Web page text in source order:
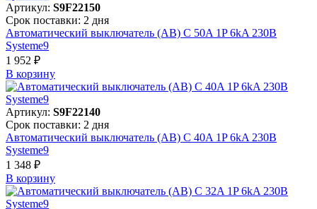
Артикул: S9F22150
Срок поставки: 2 дня
Автоматический выключатель (АВ) C 50A 1P 6kA 230В
Systeme9
1 952 ₽
В корзинy
Артикул: S9F22140
Срок поставки: 2 дня
Автоматический выключатель (АВ) C 40A 1P 6kA 230В
Systeme9
1 348 ₽
В корзинy